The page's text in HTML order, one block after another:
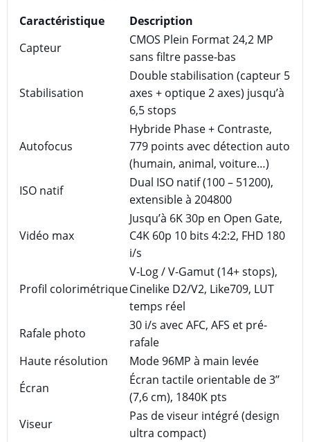
Caractéristique
Description
Capteur
CMOS Plein Format 24,2 MP
sans filtre passe-bas
Stabilisation
Double stabilisation (capteur 5
axes + optique 2 axes) jusqu’à
6,5 stops
Autofocus
Hybride Phase + Contraste,
779 points avec détection auto
(humain, animal, voiture…)
ISO natif
Dual ISO natif (100 – 51200),
extensible à 204800
Vidéo max
Jusqu’à 6K 30p en Open Gate,
C4K 60p 10 bits 4:2:2, FHD 180
i/s
Profil colorimétrique
V-Log / V-Gamut (14+ stops),
Cinelike D2/V2, Like709, LUT
temps réel
Rafale photo
30 i/s avec AFC, AFS et pré-
rafale
Haute résolution
Mode 96MP à main levée
Écran
Écran tactile orientable de 3’’
(7,6 cm), 1840K pts
Viseur
Pas de viseur intégré (design
ultra compact)